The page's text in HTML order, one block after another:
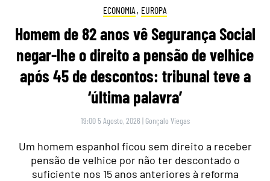
ECONOMIA , EUROPA
Homem de 82 anos vê Segurança Social
negar-lhe o direito a pensão de velhice
após 45 de descontos: tribunal teve a
‘última palavra’
19:00 5 Agosto, 2026 | Gonçalo Viegas
Um homem espanhol ficou sem direito a receber
pensão de velhice por não ter descontado o
suficiente nos 15 anos anteriores à reforma